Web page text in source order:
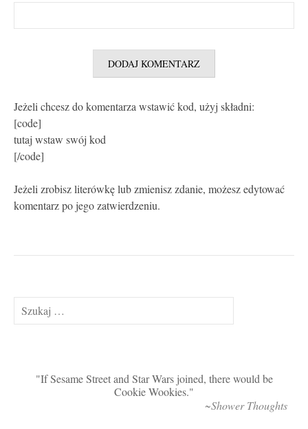
Jeżeli chcesz do komentarza wstawić kod, użyj składni:
[code]
tutaj wstaw swój kod
[/code]
Jeżeli zrobisz literówkę lub zmienisz zdanie, możesz edytować
komentarz po jego zatwierdzeniu.
Szukaj:
If Sesame Street and Star Wars joined, there would be
Cookie Wookies.
~Shower Thoughts